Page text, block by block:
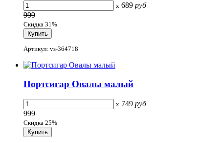
x 689 руб
999
Скидка 31%
Артикул: vs-364718
Портсигар Овалы малый
x 749 руб
999
Скидка 25%